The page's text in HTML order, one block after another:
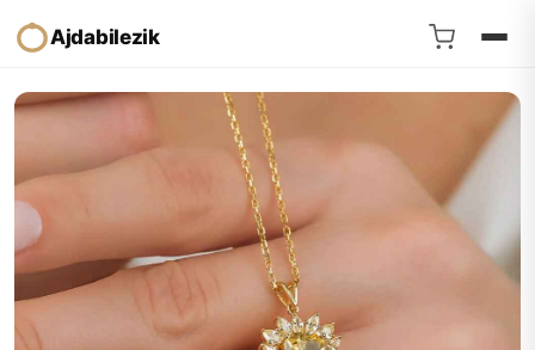
Ajdabilezik